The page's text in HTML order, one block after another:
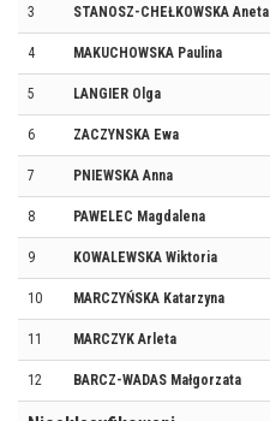
3 STANOSZ-CHEŁKOWSKA Aneta
4 MAKUCHOWSKA Paulina
5 LANGIER Olga
6 ZACZYNSKA Ewa
7 PNIEWSKA Anna
8 PAWELEC Magdalena
9 KOWALEWSKA Wiktoria
10 MARCZYŃSKA Katarzyna
11 MARCZYK Arleta
12 BARCZ-WADAS Małgorzata